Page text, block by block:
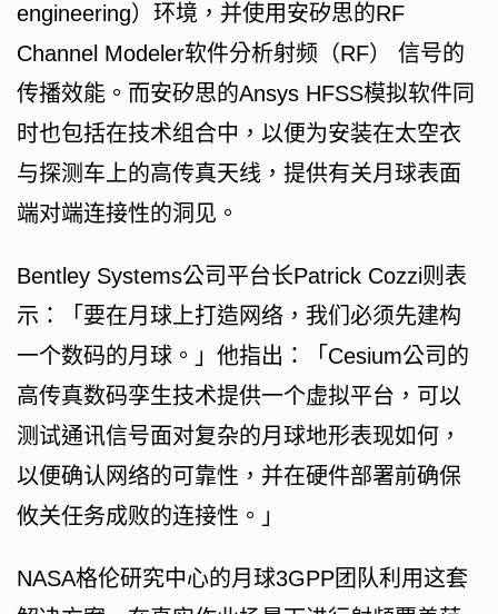
engineering）环境，并使用安矽思的RF
Channel Modeler软件分析射频（RF） 信号的
传播效能。而安矽思的Ansys HFSS模拟软件同
时也包括在技术组合中，以便为安装在太空衣
与探测车上的高传真天线，提供有关月球表面
端对端连接性的洞见。
Bentley Systems公司平台长Patrick Cozzi则表
示：「要在月球上打造网络，我们必须先建构
一个数码的月球。」他指出：「Cesium公司的
高传真数码孪生技术提供一个虚拟平台，可以
测试通讯信号面对复杂的月球地形表现如何，
以便确认网络的可靠性，并在硬件部署前确保
攸关任务成败的连接性。」
NASA格伦研究中心的月球3GPP团队利用这套